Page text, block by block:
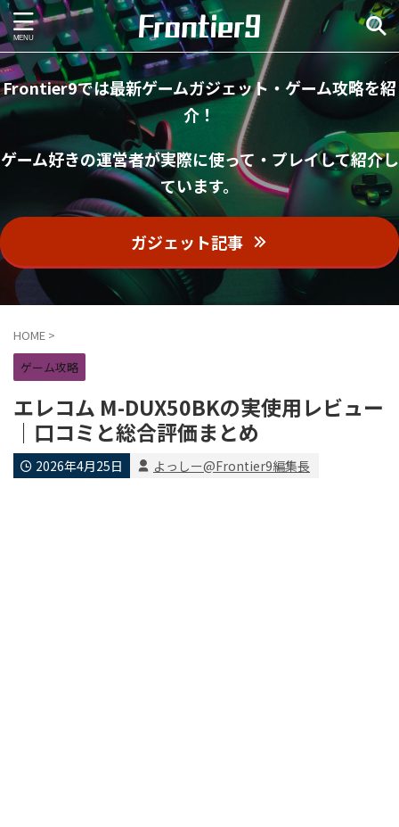
Frontier9では最新ゲームガジェット・ゲーム攻略を紹
介！
ゲーム好きの運営者が実際に使って・プレイして紹介し
ています。
ガジェット記事
HOME >
ゲーム攻略
エレコム M-DUX50BKの実使用レビュー
｜口コミと総合評価まとめ
2026年4月25日 よっしー@Frontier9編集長